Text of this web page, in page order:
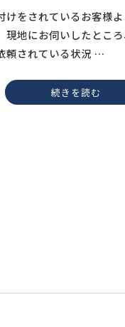
をされているお客様よ
地にお伺いしたとこ
頼されている状況 …
続きを読む